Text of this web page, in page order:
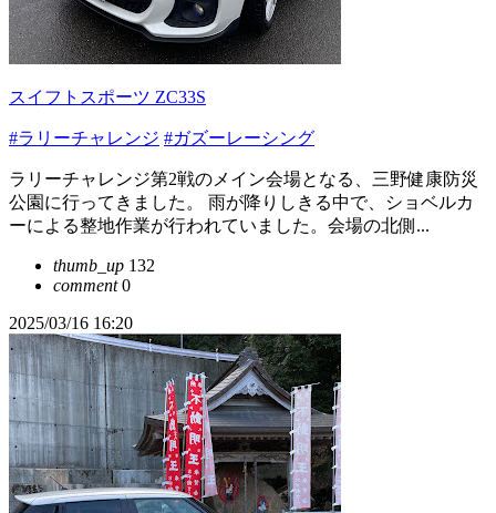
スイフトスポーツ ZC33S
#ラリーチャレンジ #ガズーレーシング
ラリーチャレンジ第2戦のメイン会場となる、三野健康防災
公園に行ってきました。 雨が降りしきる中で、ショベルカ
ーによる整地作業が行われていました。会場の北側...
thumb_up 132
comment0
2025/03/16 16:20